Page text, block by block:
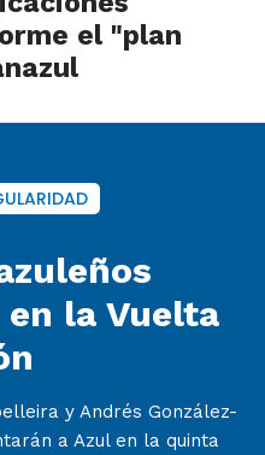
el "plan
la Vuelta
y Andrés González-
a Azul en la quinta